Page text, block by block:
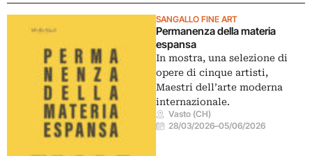
SANGALLO FINE ART
Permanenza della materia
espansa
In mostra, una selezione di
opere di cinque artisti,
Maestri dell’arte moderna
internazionale.
Vasto (CH)
28/03/2026–05/06/2026